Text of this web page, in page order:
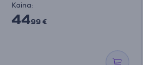
Kaina:
4499 €